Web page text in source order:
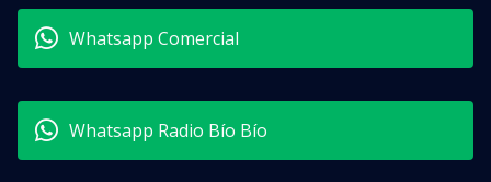
Whatsapp Comercial
Whatsapp Radio Bío Bío